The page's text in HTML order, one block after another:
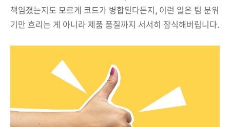
책임졌는지도 모르게 코드가 병합된다든지, 이런 일은 팀 분위
기만 흐리는 게 아니라 제품 품질까지 서서히 잠식해버립니다.